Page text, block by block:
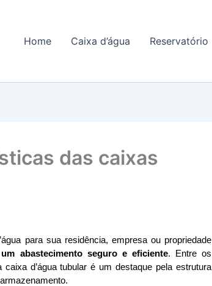
Home Caixa d’água Reservatório
das caixas
para sua residência, empresa ou propriedade
abastecimento seguro e eficiente. Entre os
d’água tubular é um destaque pela estrutura